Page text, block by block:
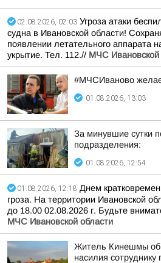
02.08.2026, 02:03 Угроза атаки
судна в Ивановской области!
появлении летательного аппарата
укрытие. Тел. 112.// МЧС Ивановской
#МЧСИваново
01.08.2026, 13:03
За минувшие сутки
подразделения:
01.08.2026, 12:54
01.08.2026, 12:18 Днем
гроза. На территории Ивановской
до 18.00 02.08.2026 г. Будьте
МЧС Ивановской области
Житель Кинешмы
насилия сотруднику